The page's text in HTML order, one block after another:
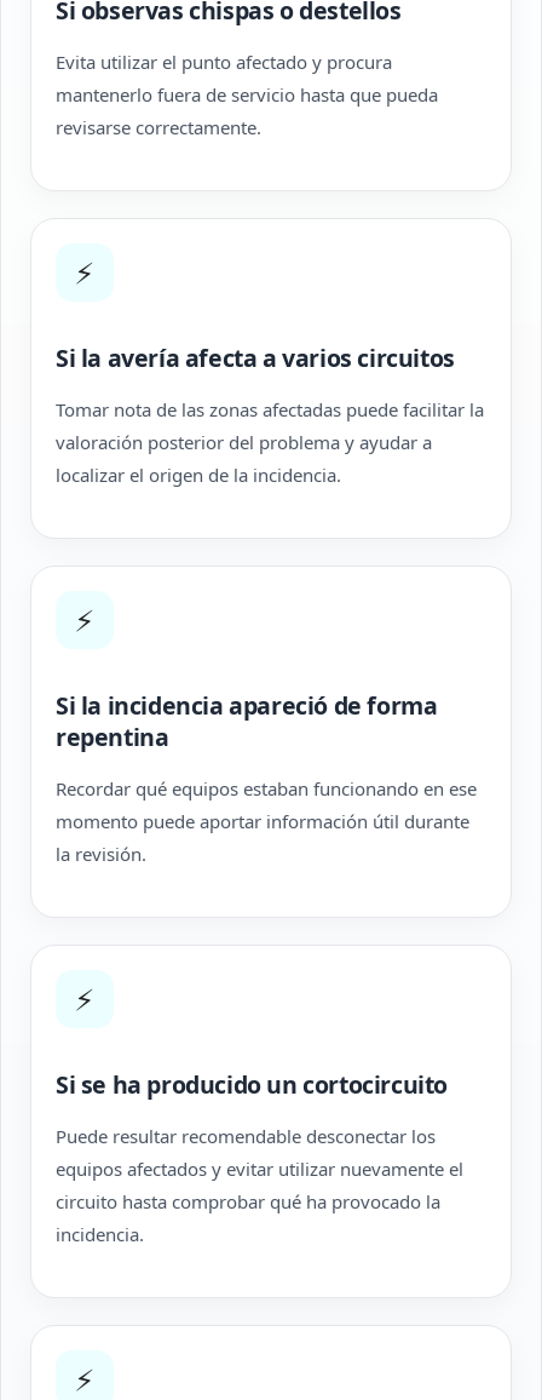
Si observas chispas o destellos
Evita utilizar el punto afectado y procura
mantenerlo fuera de servicio hasta que pueda
revisarse correctamente.
⚡
Si la avería afecta a varios circuitos
Tomar nota de las zonas afectadas puede facilitar la
valoración posterior del problema y ayudar a
localizar el origen de la incidencia.
⚡
Si la incidencia apareció de forma
repentina
Recordar qué equipos estaban funcionando en ese
momento puede aportar información útil durante
la revisión.
⚡
Si se ha producido un cortocircuito
Puede resultar recomendable desconectar los
equipos afectados y evitar utilizar nuevamente el
circuito hasta comprobar qué ha provocado la
incidencia.
⚡